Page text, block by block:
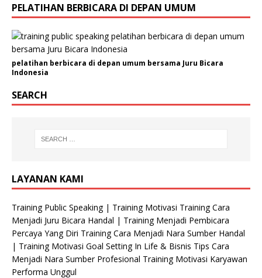
P
e
r
u
a
a
a
g
a
s
a
s
i
PELATIHAN BERBICARA DI DEPAN UMUM
pelatihan berbicara di depan umum bersama Juru Bicara
Indonesia
SEARCH
LAYANAN KAMI
Training Public Speaking | Training Motivasi Training Cara
Menjadi Juru Bicara Handal | Training Menjadi Pembicara
Percaya Yang Diri Training Cara Menjadi Nara Sumber Handal
| Training Motivasi Goal Setting In Life & Bisnis Tips Cara
Menjadi Nara Sumber Profesional Training Motivasi Karyawan
Performa Unggul